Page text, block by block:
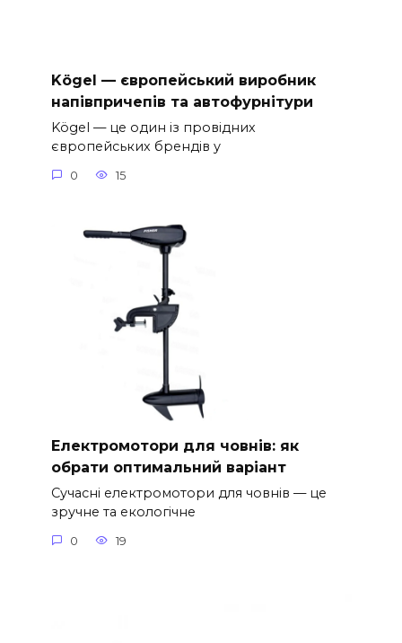
Kögel — європейський виробник
напівпричепів та автофурнітури
Kögel — це один із провідних
європейських брендів у
0 15
Електромотори для човнів: як
обрати оптимальний варіант
Сучасні електромотори для човнів — це
зручне та екологічне
0 19